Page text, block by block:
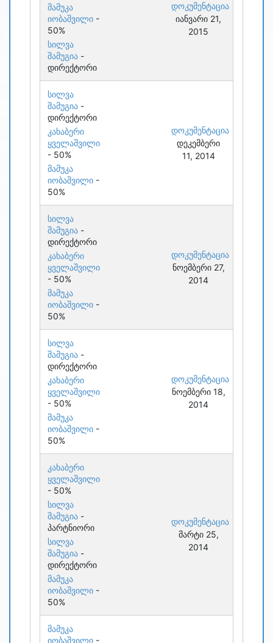
მამუკა
იობაშვილი -
50%
სილვა
შამუგია -
დირექტორი
დოკუმენტაცია
იანვარი 21,
2015
სილვა
შამუგია -
დირექტორი
კახაბერი
ყველაშვილი
- 50%
მამუკა
იობაშვილი -
50%
დოკუმენტაცია
დეკემბერი
11, 2014
სილვა
შამუგია -
დირექტორი
კახაბერი
ყველაშვილი
- 50%
მამუკა
იობაშვილი -
50%
დოკუმენტაცია
ნოემბერი 27,
2014
სილვა
შამუგია -
დირექტორი
კახაბერი
ყველაშვილი
- 50%
მამუკა
იობაშვილი -
50%
დოკუმენტაცია
ნოემბერი 18,
2014
კახაბერი
ყველაშვილი
- 50%
სილვა
შამუგია -
პარტნიორი
სილვა
შამუგია -
დირექტორი
მამუკა
იობაშვილი -
50%
დოკუმენტაცია
მარტი 25,
2014
მამუკა
იობაშვილი -